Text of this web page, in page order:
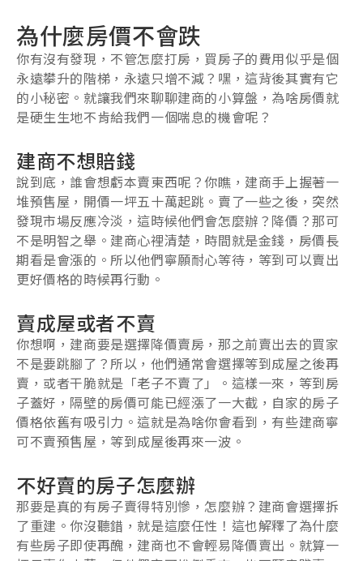
為什麼房價不會跌
你有沒有發現，不管怎麼打房，買房子的費用似乎是個
永遠攀升的階梯，永遠只增不減？嘿，這背後其實有它
的小秘密。就讓我們來聊聊建商的小算盤，為啥房價就
是硬生生地不肯給我們一個喘息的機會呢？
建商不想賠錢
說到底，誰會想虧本賣東西呢？你瞧，建商手上握著一
堆預售屋，開價一坪五十萬起跳。賣了一些之後，突然
發現市場反應冷淡，這時候他們會怎麼辦？降價？那可
不是明智之舉。建商心裡清楚，時間就是金錢，房價長
期看是會漲的。所以他們寧願耐心等待，等到可以賣出
更好價格的時候再行動。
賣成屋或者不賣
你想啊，建商要是選擇降價賣房，那之前賣出去的買家
不是要跳腳了？所以，他們通常會選擇等到成屋之後再
賣，或者干脆就是「老子不賣了」。這樣一來，等到房
子蓋好，隔壁的房價可能已經漲了一大截，自家的房子
價格依舊有吸引力。這就是為啥你會看到，有些建商寧
可不賣預售屋，等到成屋後再來一波。
不好賣的房子怎麼辦
那要是真的有房子賣得特別慘，怎麼辦？建商會選擇拆
了重建。你沒聽錯，就是這麼任性！這也解釋了為什麼
有些房子即使再醜，建商也不會輕易降價賣出。就算一